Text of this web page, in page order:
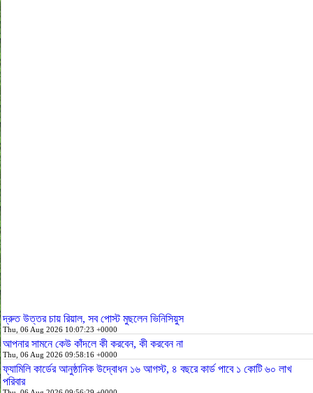
দ্রুত উত্তর চায় রিয়াল, সব পোস্ট মুছলেন ভিনিসিয়ুস
Thu, 06 Aug 2026 10:07:23 +0000
আপনার সামনে কেউ কাঁদলে কী করবেন, কী করবেন না
Thu, 06 Aug 2026 09:58:16 +0000
ফ্যামিলি কার্ডের আনুষ্ঠানিক উদ্বোধন ১৬ আগস্ট, ৪ বছরে কার্ড পাবে ১ কোটি ৬০ লাখ
পরিবার